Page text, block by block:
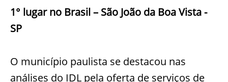
1° lugar no Brasil – São João da Boa Vista -
SP
O município paulista se destacou nas
análises do IDL pela oferta de serviços de